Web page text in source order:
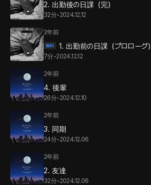
2. 出勤後の日課（完）
32分• 2024.12.12
2年前
1. 出勤前の日課（プロローグ）
7分•2024.12.12
2年前
4. 後輩
26分• 2024.12.10
2年前
3. 同期
24分• 2024.12.06
2年前
2. 友達
32分• 2024.12.06